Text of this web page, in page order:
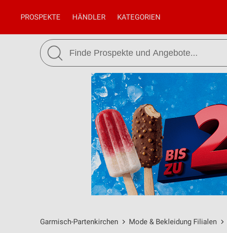
PROSPEKTE HÄNDLER KATEGORIEN
Garmisch-Partenkirchen Mode & Bekleidung Filialen